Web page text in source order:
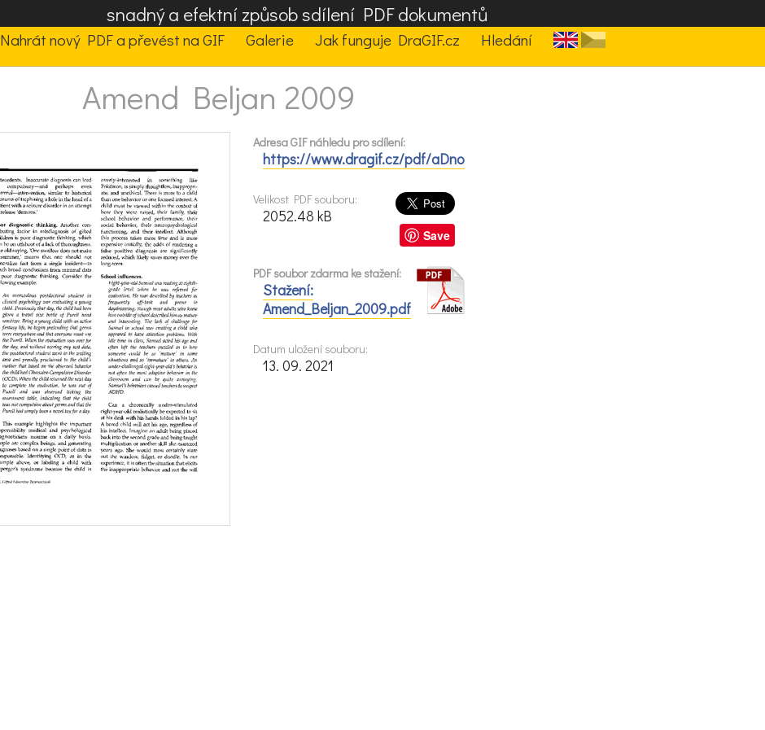
snadný a efektní způsob sdílení PDF dokumentů
Nahrát nový PDF a převést na GIF Galerie Jak funguje DraGIF.cz Hledání
Amend Beljan 2009
Adresa GIF náhledu pro sdílení:
https://www.dragif.cz/pdf/aDno
Save
Velikost PDF souboru:
2052.48 kB
PDF soubor zdarma ke stažení:
Stažení:
Amend_Beljan_2009.pdf
Datum uložení souboru:
13. 09. 2021